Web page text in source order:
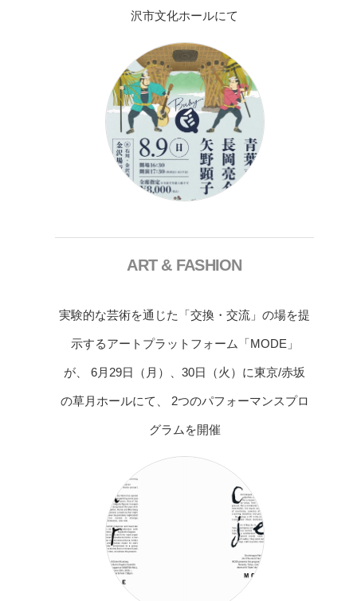
沢市文化ホールにて
ART & FASHION
実験的な芸術を通じた「交換・交流」の場を提
示するアートプラットフォーム「MODE」
が、 6月29日（月）、30日（火）に東京/赤坂
の草月ホールにて、 2つのパフォーマンスプロ
グラムを開催